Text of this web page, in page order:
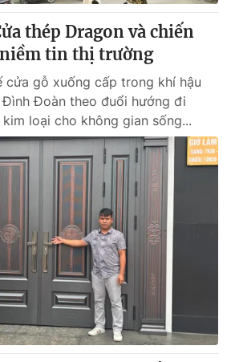
thép Dragon và chiến
tin thị trường
cửa gỗ xuống cấp trong khí hậu
Đình Đoàn theo đuổi hướng đi
loại cho không gian sống...